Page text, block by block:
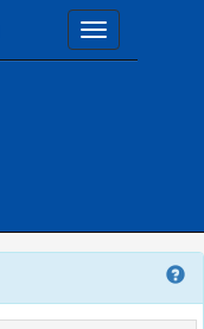
Toggle